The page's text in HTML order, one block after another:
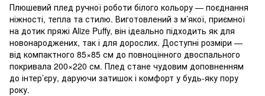
Плюшевий плед ручної роботи білого кольору — поєднання
ніжності, тепла та стилю. Виготовлений з м’якої, приємної
на дотик пряжі Alize Puffy, він ідеально підходить як для
новонароджених, так і для дорослих. Доступні розміри —
від компактного 85×85 см до повноцінного двоспального
покривала 200×220 см. Плед стане чудовим доповненням
до інтер’єру, даруючи затишок і комфорт у будь-яку пору
року.